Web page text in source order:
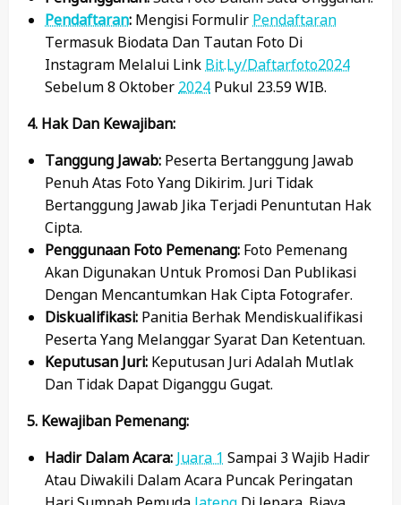
Pendaftaran: Mengisi Formulir Pendaftaran
Termasuk Biodata Dan Tautan Foto Di
Instagram Melalui Link Bit.ly/daftarfoto2024
Sebelum 8 Oktober 2024 Pukul 23.59 WIB.
4. Hak Dan Kewajiban:
Tanggung Jawab: Peserta Bertanggung Jawab
Penuh Atas Foto Yang Dikirim. Juri Tidak
Bertanggung Jawab Jika Terjadi Penuntutan Hak
Cipta.
Penggunaan Foto Pemenang: Foto Pemenang
Akan Digunakan Untuk Promosi Dan Publikasi
Dengan Mencantumkan Hak Cipta Fotografer.
Diskualifikasi: Panitia Berhak Mendiskualifikasi
Peserta Yang Melanggar Syarat Dan Ketentuan.
Keputusan Juri: Keputusan Juri Adalah Mutlak
Dan Tidak Dapat Diganggu Gugat.
5. Kewajiban Pemenang:
Hadir Dalam Acara: Juara 1 Sampai 3 Wajib Hadir
Atau Diwakili Dalam Acara Puncak Peringatan